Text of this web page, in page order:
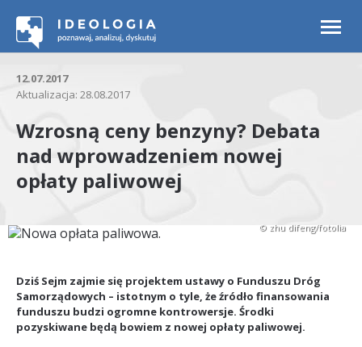
12.07.2017
Aktualizacja: 28.08.2017
Wzrosną ceny benzyny? Debata
nad wprowadzeniem nowej
opłaty paliwowej
© zhu difeng/fotolia
Dziś Sejm zajmie się projektem ustawy o Funduszu Dróg
Samorządowych – istotnym o tyle, że źródło finansowania
funduszu budzi ogromne kontrowersje. Środki
pozyskiwane będą bowiem z nowej opłaty paliwowej.